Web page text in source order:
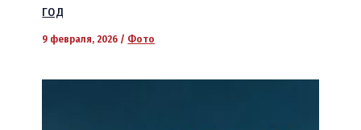
год
9 февраля, 2026 / Фото